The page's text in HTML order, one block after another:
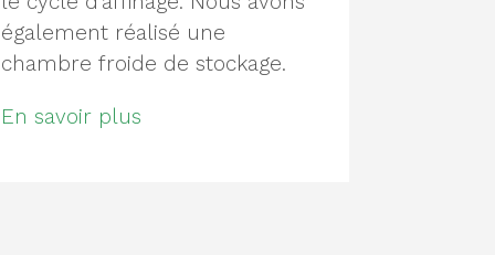
également réalisé une
chambre froide de stockage.
En savoir plus